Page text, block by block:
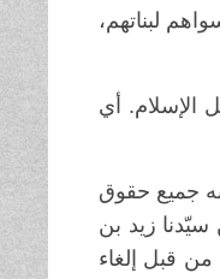
لبناتهم،
ما قبل الإسلام. أي
جميع حقوق
زيد بن
قبل إلغاء